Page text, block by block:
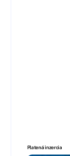
Platená inzercia